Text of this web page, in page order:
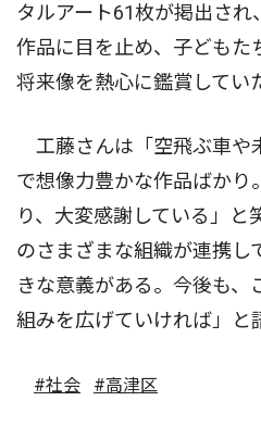
タルアート61枚が掲出さ
作品に目を止め、子どもた
将来像を熱心に鑑賞してい
工藤さんは「空飛ぶ車や
で想像力豊かな作品ばかり
り、大変感謝している」と
のさまざまな組織が連携し
きな意義がある。今後も、
組みを広げていければ」と
#社会 #高津区